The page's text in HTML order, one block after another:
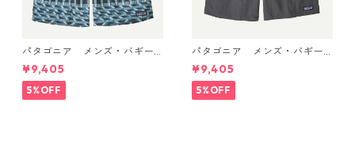
パタゴニア メンズ・バギー
ズ・ロング ７インチ Climbi
ng Stripe: Still Blue 58035 P
atagonia Men's Baggies™ L
ongs - 7" 日本正規品
¥9,405
5%OFF
パタゴニア メンズ・バギー
ズ・ロング ７インチ (カラー
Forge Grey w/Forge Grey)
Patagonia Men's Baggies™
Longs - 7"日本正規品 製品
¥9,405
5%OFF